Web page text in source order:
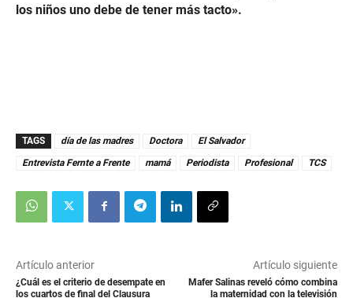
los niños uno debe de tener más tacto».
TAGS día de las madres Doctora
El Salvador
Entrevista Fernte a Frente
mamá Periodista Profesional TCS
Artículo anterior
¿Cuál es el criterio de desempate en
los cuartos de final del Clausura
Artículo siguiente
Mafer Salinas reveló cómo combina
la maternidad con la televisión